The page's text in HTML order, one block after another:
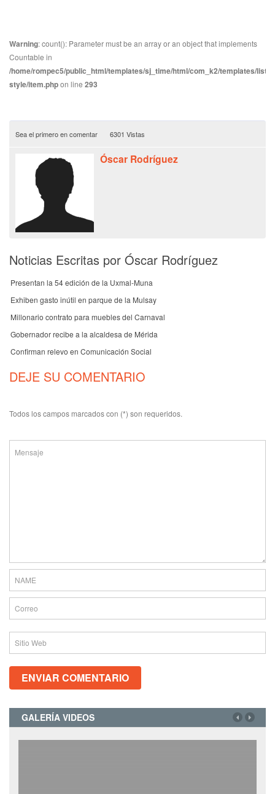
Warning: count(): Parameter must be an array or an object that implements
Countable in
/home/rompec5/public_html/templates/sj_time/html/com_k2/templates/
style/item.phpon line 293
Sea el primero en comentar 6301 Vistas
Óscar Rodríguez
Noticias Escritas por Óscar Rodríguez
Presentan la 54 edición de la Uxmal-Muna
Exhiben gasto inútil en parque de la Mulsay
Millonario contrato para muebles del Carnaval
Gobernador recibe a la alcaldesa de Mérida
Confirman relevo en Comunicación Social
DEJE SU COMENTARIO
Todos los campos marcados con (*) son requeridos.
GALERÍA VIDEOS